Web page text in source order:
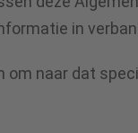
in
om naar dat